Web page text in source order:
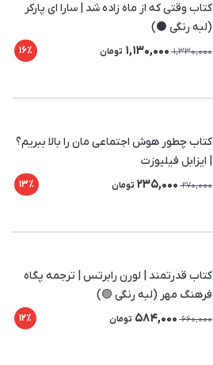
کتاب وقتی که از ماه زاده شد | سارا ای پارکر
(لبه رنگی ⚫)
1,330,000
1,130,000 تومان 16٪
کتاب چطور هوش اجتماعی مان را بالا ببریم؟
| ایزابل فیلیوزت
270,000
235,000 تومان 13٪
کتاب قدرتمند | لورن رابرتس | ترجمه پگاه
فرهنگ‌ مهر (لبه رنگی 🟢)
660,000
584,000 تومان 12٪